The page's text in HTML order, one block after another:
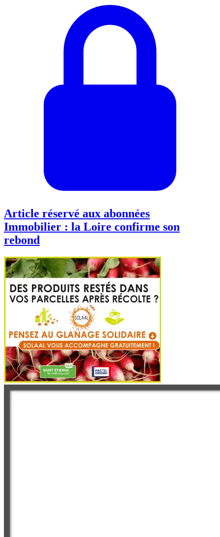
Article réservé aux abonnées
Immobilier : la Loire confirme son
rebond